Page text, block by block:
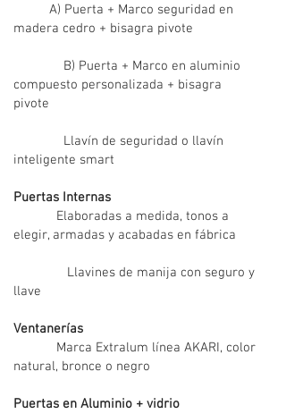
A) Puerta + Marco seguridad en
madera cedro + bisagra pivote
B) Puerta + Marco en aluminio
compuesto personalizada + bisagra
pivote
Llavín de seguridad o llavín
inteligente smart
Puertas Internas
Elaboradas a medida, tonos a
elegir, armadas y acabadas en fábrica
Llavines de manija con seguro y
llave
Ventanerías
Marca Extralum línea AKARI, color
natural, bronce o negro
Puertas en Aluminio + vidrio